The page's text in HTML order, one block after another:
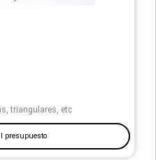
triangulares, etc
presupuesto